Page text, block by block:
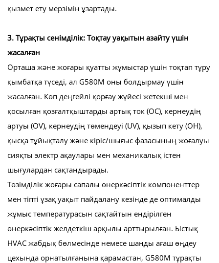
қызмет ету мерзімін ұзартады.
3. Тұрақты сенімділік: Тоқтау уақытын азайту үшін
жасалған
Орташа және жоғары қуатты жұмыстар үшін тоқтап тұру
қымбатқа түседі, ал G580M оны болдырмау үшін
жасалған. Көп деңгейлі қорғау жүйесі жетекші мен
қосылған қозғалтқыштарды артық ток (OC), кернеудің
артуы (OV), кернеудің төмендеуі (UV), қызып кету (OH),
қысқа тұйықталу және кіріс/шығыс фазасының жоғалуы
сияқты электр ақаулары мен механикалық істен
шығулардан сақтандырады.
Төзімділік жоғары сапалы өнеркәсіптік компоненттер
мен тіпті ұзақ уақыт пайдалану кезінде де оптималды
жұмыс температурасын сақтайтын ендірілген
өнеркәсіптік желдеткіш арқылы арттырылған. Ыстық
HVAC жабдық бөлмесінде немесе шаңды ағаш өңдеу
цехында орнатылғанына қарамастан, G580M тұрақты